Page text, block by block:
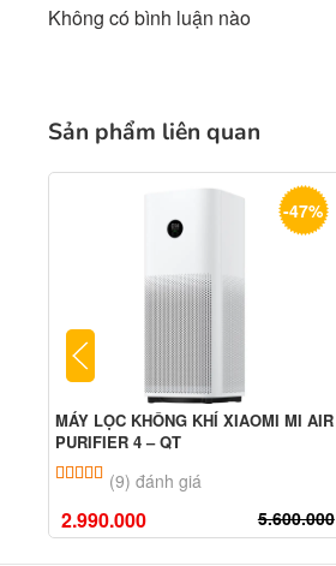
Không có bình luận nào
Sản phẩm liên quan
-47%
MÁY LỌC KHÔNG KHÍ XIAOMI MI AIR
PURIFIER 4 – QT
5.00 trên 5 dựa trên
(9) đánh giá
2.990.000 5.600.000